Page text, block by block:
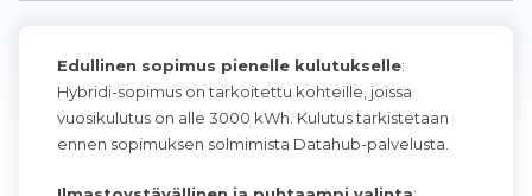
Edullinen sopimus pienelle kulutukselle:
Hybridi-sopimus on tarkoitettu kohteille, joissa
vuosikulutus on alle 3000 kWh. Kulutus tarkistetaan
ennen sopimuksen solmimista Datahub-palvelusta.